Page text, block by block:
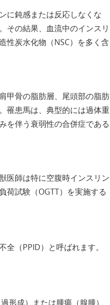
に鈍感または反応しなくな
その結果、血流中のインスリ
性炭水化物（NSC）を多く含
甲骨の脂肪層、尾頭部の脂肪
罹患馬は、典型的には過体重
を伴う衰弱性の合併症である
医師は特に空腹時インスリン
荷試験（OGTT）を実施する
（PPID）と呼ばれます。
形成）または腫瘍（腺腫）